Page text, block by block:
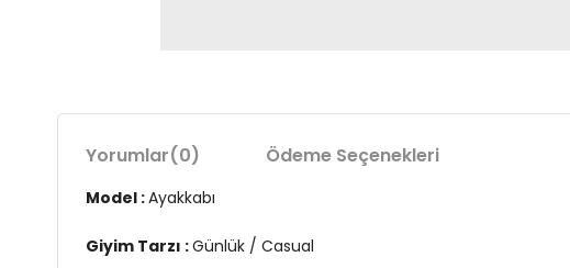
Yorumlar(0) Ödeme Seçenekleri
Model :Ayakkabı
Giyim Tarzı :Günlük / Casual